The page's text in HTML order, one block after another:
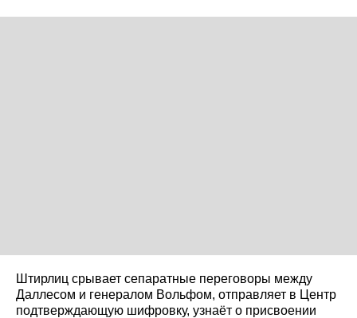
Штирлиц срывает сепаратные переговоры между
Даллесом и генералом Вольфом, отправляет в Центр
подтверждающую шифровку, узнаёт о присвоении